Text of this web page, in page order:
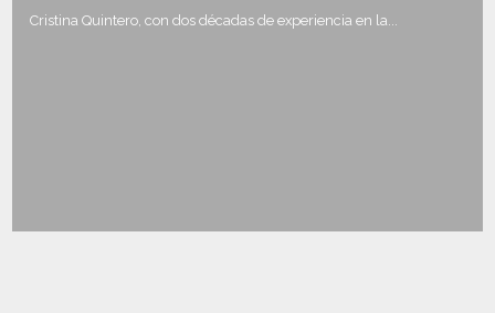
Cristina Quintero, con dos décadas de experiencia en la...